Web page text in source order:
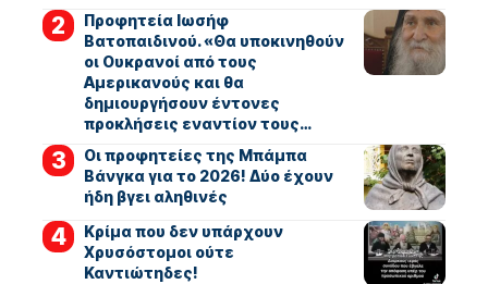
Προφητεία Ιωσήφ
Βατοπαιδινού. «Θα υποκινηθούν
οι Ουκρανοί από τους
Αμερικανούς και θα
δημιουργήσουν έντονες
προκλήσεις εναντίον τους…
Οι προφητείες της Μπάμπα
Βάνγκα για το 2026! Δύο έχουν
ήδη βγει αληθινές
Κρίμα που δεν υπάρχουν
Χρυσόστομοι ούτε
Καντιώτηδες!